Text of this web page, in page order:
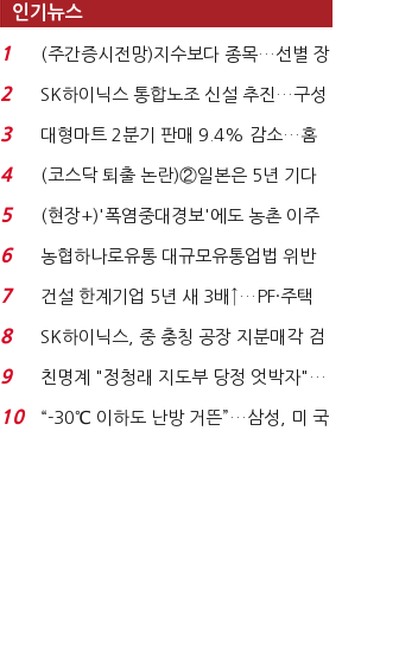
인기뉴스
1
(주간증시전망)지수보다 종목…선별 장
세 이어진다...
2
SK하이닉스 통합노조 신설 추진…구성
원간 성과급 불...
3
대형마트 2분기 판매 9.4% 감소…홈
플러스 사태 여파...
4
(코스닥 퇴출 논란)②일본은 5년 기다
려주는데 우리는 ...
5
(현장+)'폭염중대경보'에도 농촌 이주
노동자는 강행군…'야...
6
농협하나로유통 대규모유통업법 위반
적발…공정위, 과...
7
건설 한계기업 5년 새 3배↑…PF·주택
침체에 재무 ...
8
SK하이닉스, 중 충칭 공장 지분매각 검
토?…“확정된 바...
9
친명계 "정청래 지도부 당정 엇박자"…
친청계 "신천지 오...
10
“-30℃ 이하도 난방 거뜬”…삼성, 미 국